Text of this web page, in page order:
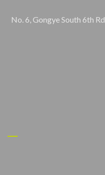
No. 6, Gongye South 6th